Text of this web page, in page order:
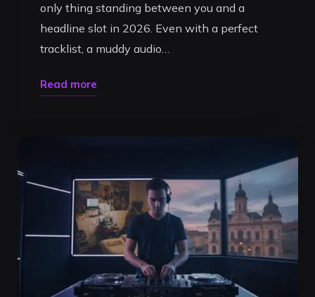
only thing standing between you and a
headline slot in 2026. Even with a perfect
tracklist, a muddy audio…
Read more"Professional
Timișoara:
The
Ultimate
Guide
2026"